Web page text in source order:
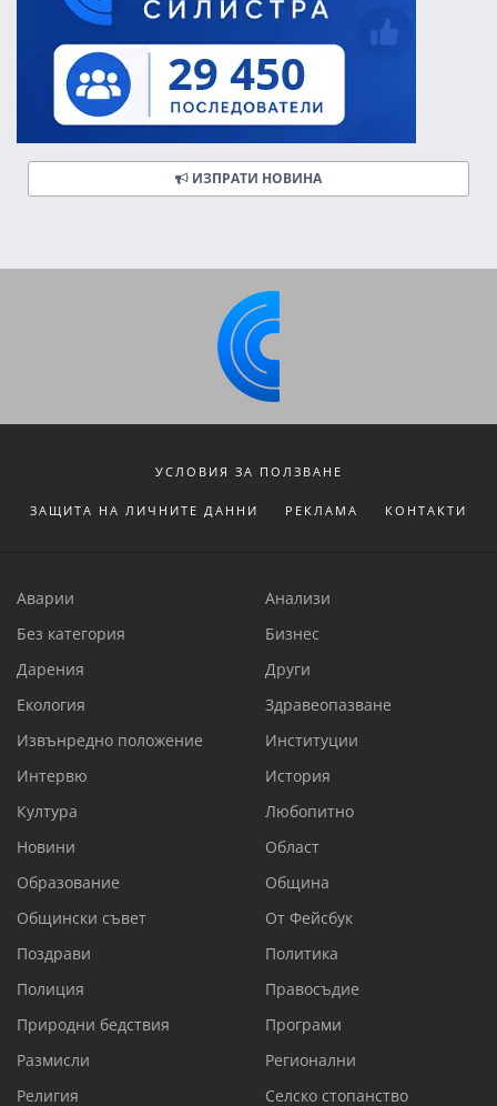
ИЗПРАТИ НОВИНА
УСЛОВИЯ ЗА ПОЛЗВАНЕ
ЗАЩИТА НА ЛИЧНИТЕ ДАННИ РЕКЛАМА КОНТАКТИ
Аварии
Анализи
Без категория
Бизнес
Дарения
Други
Екология
Здравеопазване
Извънредно положение
Институции
Интервю
История
Култура
Любопитно
Новини
Област
Образование
Община
Общински съвет
От Фейсбук
Поздрави
Политика
Полиция
Правосъдие
Природни бедствия
Програми
Размисли
Регионални
Религия
Селско стопанство